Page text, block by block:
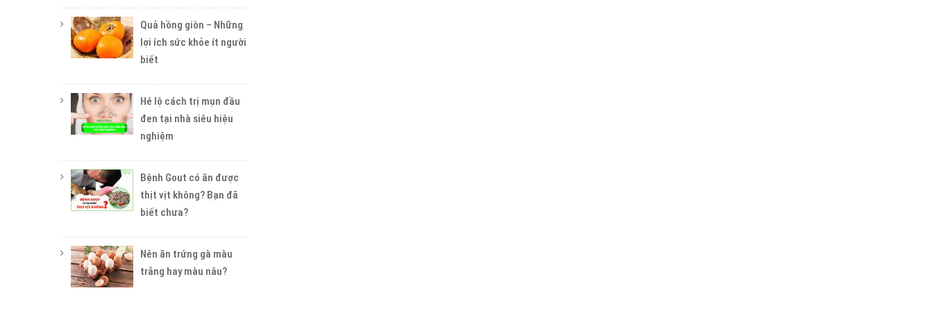
Quả hồng giòn – Những
lợi ích sức khỏe ít người
biết
Hé lộ cách trị mụn đầu
đen tại nhà siêu hiệu
nghiệm
Bệnh Gout có ăn được
thịt vịt không? Bạn đã
biết chưa?
Nên ăn trứng gà màu
trắng hay màu nâu?